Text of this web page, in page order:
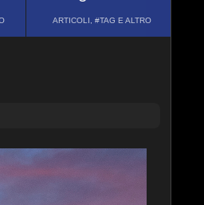
ARTICOLI, #TAG E ALTRO